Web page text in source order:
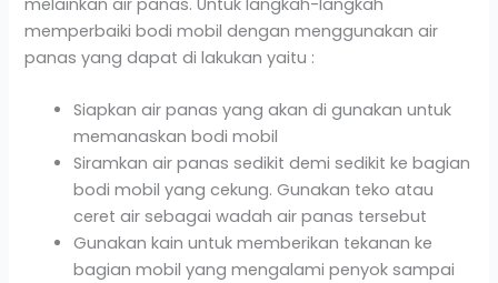
memperbaiki bodi mobil dengan menggunakan air
panas yang dapat di lakukan yaitu :
Siapkan air panas yang akan di gunakan untuk
memanaskan bodi mobil
Siramkan air panas sedikit demi sedikit ke bagian
bodi mobil yang cekung. Gunakan teko atau
ceret air sebagai wadah air panas tersebut
Gunakan kain untuk memberikan tekanan ke
bagian mobil yang mengalami penyok sampai